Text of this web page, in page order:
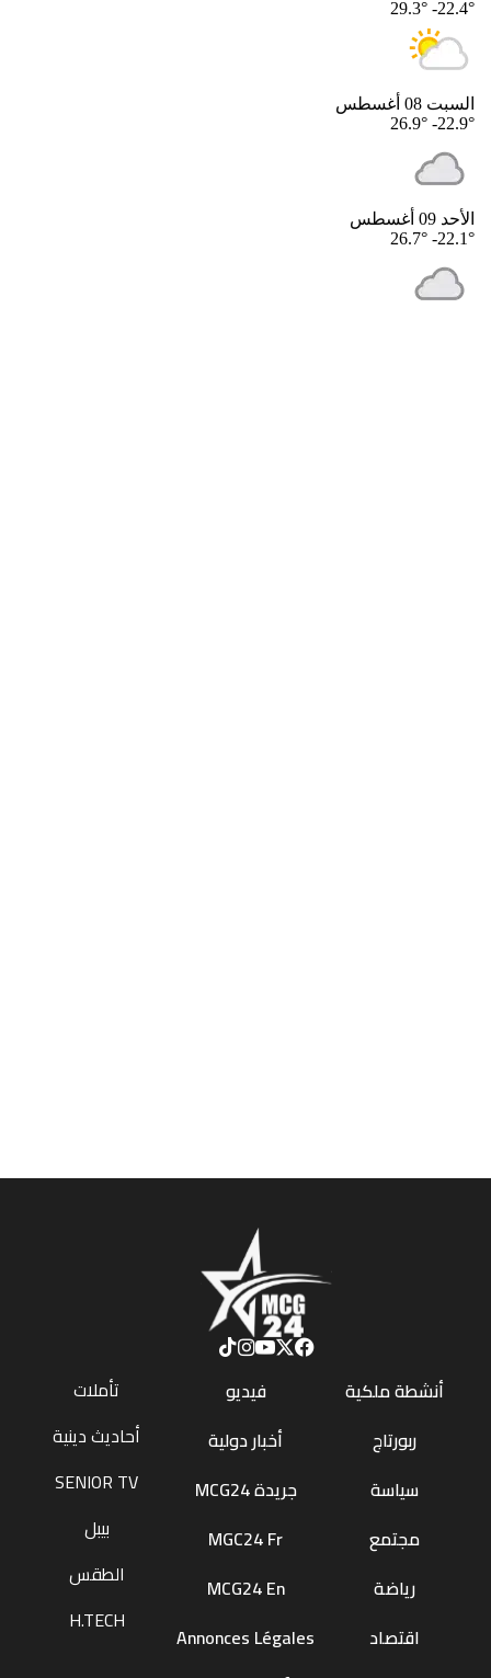
أنشطة ملكية
ربورتاج
سياسة
مجتمع
رياضة
اقتصاد
فيديو
أخبار دولية
جريدة MCG24
MGC24 Fr
MCG24 En
Annonces Légales
تأملات
أحاديث دينية
SENIOR TV
بيبل
الطقس
H.TECH